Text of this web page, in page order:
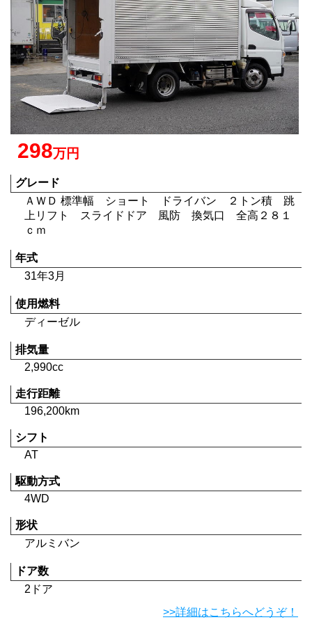
298万円
グレード
ＡＷＤ 標準幅 ショート ドライバン ２トン積 跳
上リフト スライドドア 風防 換気口 全高２８１
ｃｍ
年式
31年3月
使用燃料
ディーゼル
排気量
2,990cc
走行距離
196,200km
シフト
AT
駆動方式
4WD
形状
アルミバン
ドア数
2ドア
>>詳細はこちらへどうぞ！